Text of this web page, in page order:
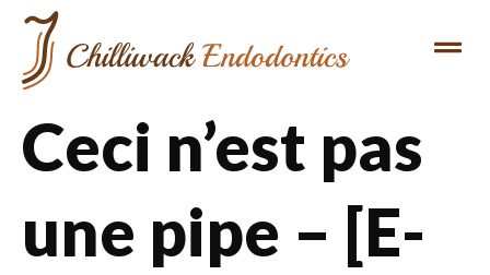
Ceci n’est pas
une pipe – [E-